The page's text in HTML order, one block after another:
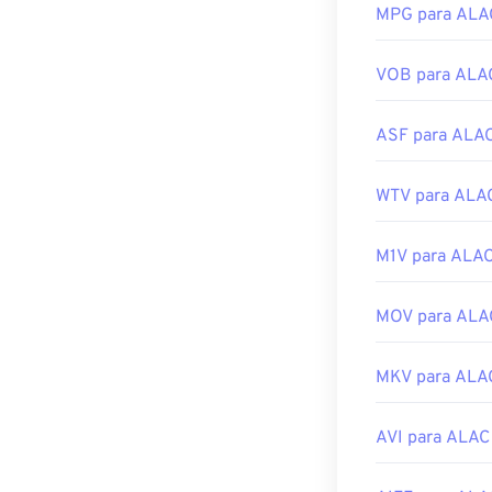
Lançamento
https://
MPG para
VOB para
ASF para
WTV para
M1V para
MOV para
MKV para
AVI para ALAC